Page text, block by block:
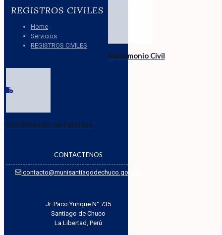
REGISTROS CIVILES
Home
Servicios
REGISTROS CIVILES
Matrimonio Civil
Rectificación de Partidas
CONTACTENOS
contacto@munisantiagodechuco.gob.pe
Jr. Paco Yunque N° 735
Santiago de Chuco
La Libertad, Perú